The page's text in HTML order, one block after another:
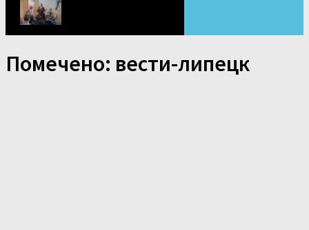
Помечено: вести-липецк